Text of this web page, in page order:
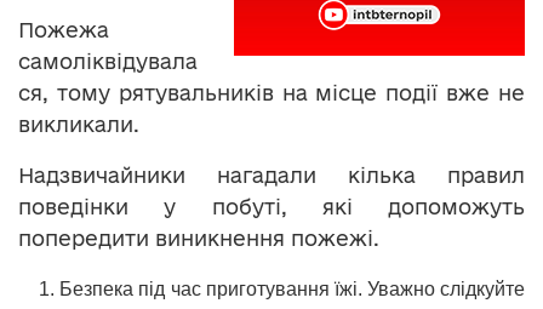
Пожежа
самоліквідувала
ся, тому рятувальників на місце події вже не
викликали.
Надзвичайники нагадали кілька правил
поведінки у побуті, які допоможуть
попередити виникнення пожежі.
Безпека під час приготування їжі. Уважно слідкуйте